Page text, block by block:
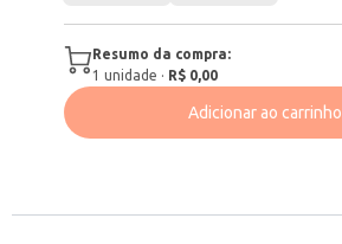
Resumo da compra:
1 unidade · R$ 0,00
Adicionar ao carrinho